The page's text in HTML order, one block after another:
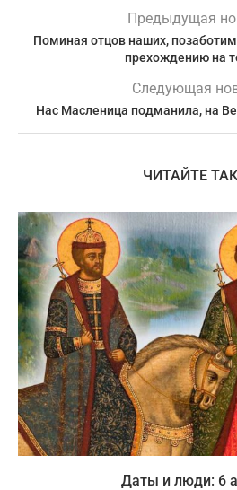
Предыдущая
Поминая отцов наших,
прехождению на
Следующая
Нас Масленица подманила, на
ЧИТАЙТЕ
Даты и люди: 6